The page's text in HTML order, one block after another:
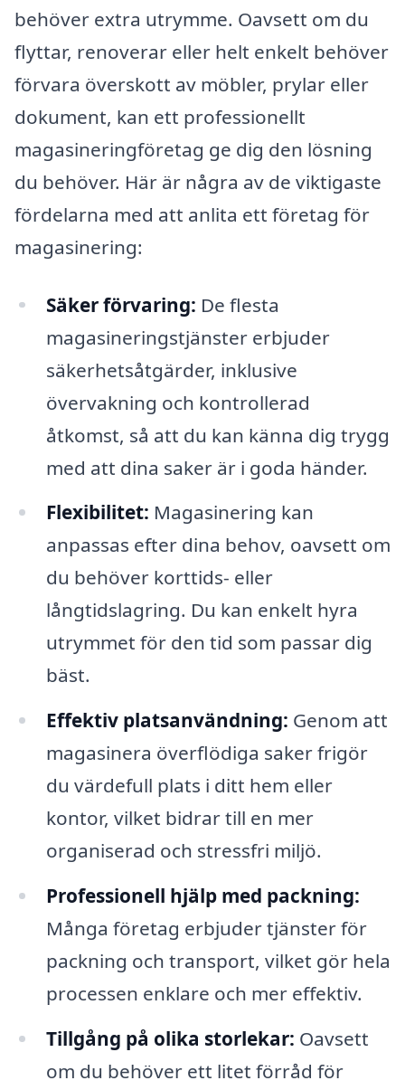
behöver extra utrymme. Oavsett om du
flyttar, renoverar eller helt enkelt behöver
förvara överskott av möbler, prylar eller
dokument, kan ett professionellt
magasineringföretag ge dig den lösning
du behöver. Här är några av de viktigaste
fördelarna med att anlita ett företag för
magasinering:
Säker förvaring: De flesta
magasineringstjänster erbjuder
säkerhetsåtgärder, inklusive
övervakning och kontrollerad
åtkomst, så att du kan känna dig trygg
med att dina saker är i goda händer.
Flexibilitet: Magasinering kan
anpassas efter dina behov, oavsett om
du behöver korttids- eller
långtidslagring. Du kan enkelt hyra
utrymmet för den tid som passar dig
bäst.
Effektiv platsanvändning: Genom att
magasinera överflödiga saker frigör
du värdefull plats i ditt hem eller
kontor, vilket bidrar till en mer
organiserad och stressfri miljö.
Professionell hjälp med packning:
Många företag erbjuder tjänster för
packning och transport, vilket gör hela
processen enklare och mer effektiv.
Tillgång på olika storlekar: Oavsett
om du behöver ett litet förråd för